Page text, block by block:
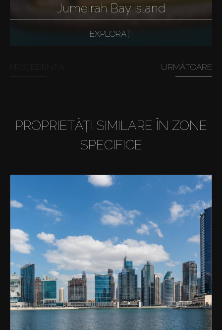
Jumeirah Bay Island
EXPLORAȚI
URMĂTOARE
PROPRIETĂȚI SIMILARE ÎN ZONE
SPECIFICE